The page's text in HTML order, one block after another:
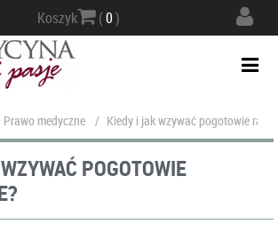
Koszyk (0)
Prawo medyczne / Kiedy i jak wzywać pogotowie
POGOTOWIE